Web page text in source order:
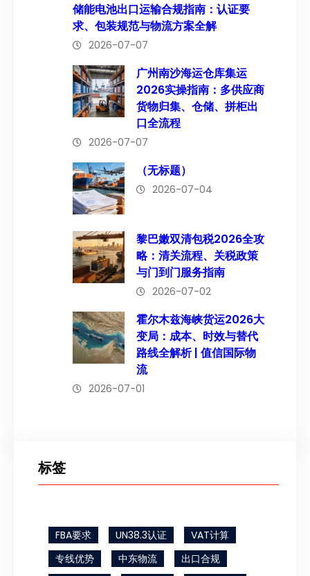
储能电池出口运输合规指南：认证要
求、包装规范与物流方案全解
2026-07-07
广州南沙海运仓库集运
2026实操指南：多供应商
货物归集、仓储、拼柜出
口全流程
2026-07-07
（无标题）
2026-07-04
黎巴嫩双清包税2026全攻
略：清关流程、关税政策
与门到门服务指南
2026-07-02
霍尔木兹海峡货运2026大
变局：成本、时效与替代
路线全解析 | 值信国际物
流
2026-07-01
标签
FBA要求 UN38.3认证
VAT计算
专线优势
中东物流
出口合规